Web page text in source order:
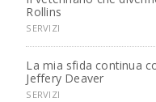
Rollins
SERVIZI
La mia sfida continua
Jeffery Deaver
SERVIZI